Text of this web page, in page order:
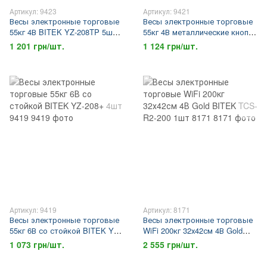
Артикул: 9423
Весы электронные торговые
55кг 4В BITEK YZ-208TP 5шт
9423
1 201 грн/шт.
Артикул: 9421
Весы электронные торговые
55кг 4В металлические кнопки
BITEK YZ-982S 6шт 9421
1 124 грн/шт.
Артикул: 9419
Весы электронные торговые
55кг 6В со стойкой BITEK YZ-
208+ 4шт 9419
1 073 грн/шт.
Артикул: 8171
Весы электронные торговые
WiFi 200кг 32х42см 4В Gold
BITEK TCS-R2-200 1шт 8171
2 555 грн/шт.